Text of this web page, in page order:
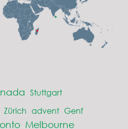
Stuttgart
Zürich advent Genf
Melbourne